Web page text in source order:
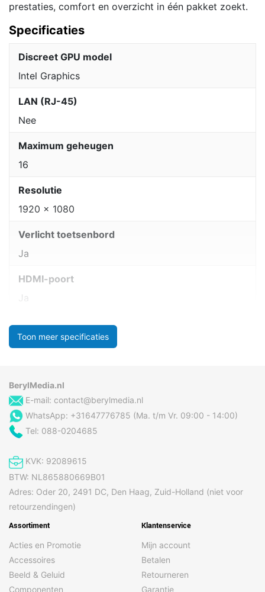
prestaties, comfort en overzicht in één pakket zoekt.
Specificaties
Discreet GPU model
Intel Graphics
LAN (RJ-45)
Nee
Maximum geheugen
16
Resolutie
1920 x 1080
Verlicht toetsenbord
Ja
HDMI-poort
Ja
Toon meer specificaties
BerylMedia.nl
E-mail: contact@berylmedia.nl
WhatsApp: +31647776785 (Ma. t/m Vr. 09:00 - 14:00)
Tel: 088-0204685
KVK: 92089615
BTW: NL865880669B01
Adres: Oder 20, 2491 DC, Den Haag, Zuid-Holland (niet voor
retourzendingen)
Assortiment
Acties en Promotie
Accessoires
Beeld & Geluid
Componenten
Klantenservice
Mijn account
Betalen
Retourneren
Garantie